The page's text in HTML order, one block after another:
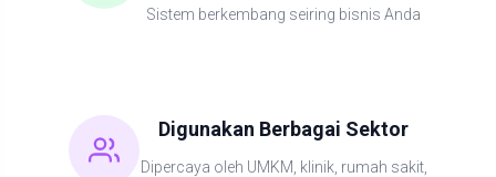
Sistem berkembang seiring bisnis Anda
Digunakan Berbagai Sektor
Dipercaya oleh UMKM, klinik, rumah sakit,